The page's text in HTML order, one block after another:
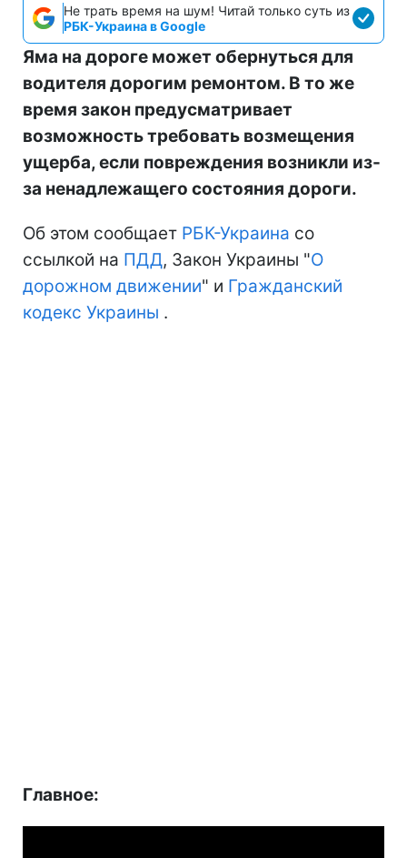
Не трать время на шум! Читай только суть из
РБК-Украина в Google
Яма на дороге может обернуться для
водителя дорогим ремонтом. В то же
время закон предусматривает
возможность требовать возмещения
ущерба, если повреждения возникли из-
за ненадлежащего состояния дороги.
Об этом сообщает РБК-Украина со
ссылкой на ПДД, Закон Украины "О
дорожном движении" и Гражданский
кодекс Украины .
Главное: